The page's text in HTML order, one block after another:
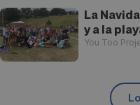
La
y a la
You Too